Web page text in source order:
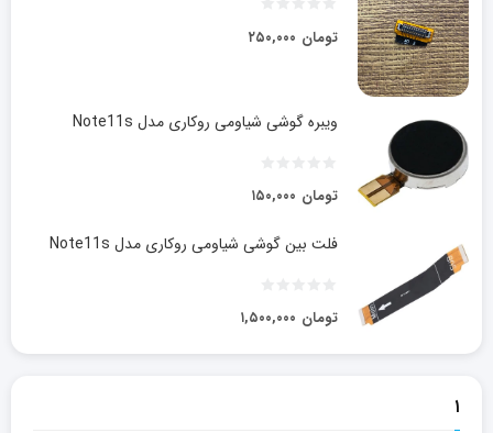
۲۵۰,۰۰۰ تومان
ویبره گوشی شیاومی روکاری مدل Note11s
۱۵۰,۰۰۰ تومان
فلت بین گوشی شیاومی روکاری مدل Note11s
۱,۵۰۰,۰۰۰ تومان
۱